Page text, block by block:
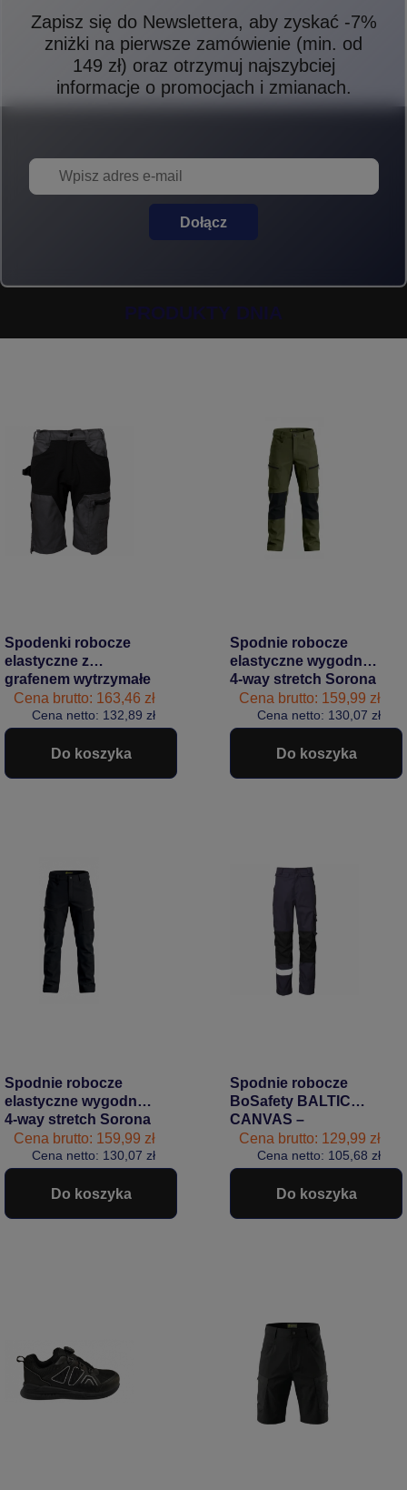
Zapisz się do Newslettera, aby zyskać -7%
zniżki na pierwsze zamówienie (min. od
149 zł) oraz otrzymuj najszybciej
informacje o promocjach i zmianach.
Dołącz
PRODUKTY DNIA
Spodenki robocze
elastyczne z
grafenem wytrzymałe
BoSafety MASHUP
PLUS szaro-czarne
Cena brutto: 163,46 zł
Cena netto: 132,89 zł
Do koszyka
Spodnie robocze
elastyczne wygodne
4-way stretch Sorona
CARGO PRO
Bosafety zielone
#Bestseller
Cena brutto: 159,99 zł
Cena netto: 130,07 zł
Do koszyka
Spodnie robocze
elastyczne wygodne
4-way stretch Sorona
CARGO PRO
Bosafety czarne
#Bestseller
Cena brutto: 159,99 zł
Cena netto: 130,07 zł
Do koszyka
Spodnie robocze
BoSafety BALTIC
CANVAS –
niezawodna
wytrzymałość
granatowe
#Bestseller
Cena brutto: 129,99 zł
Cena netto: 105,68 zł
Do koszyka